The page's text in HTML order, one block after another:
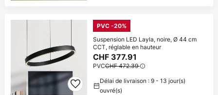
PVC -20%
Suspension LED Layla, noire, Ø 44 cm
CCT, réglable en hauteur
CHF 377.91
PVCCHF 472.39
Délai de livraison : 9 - 13 jour(s)
ouvré(s)